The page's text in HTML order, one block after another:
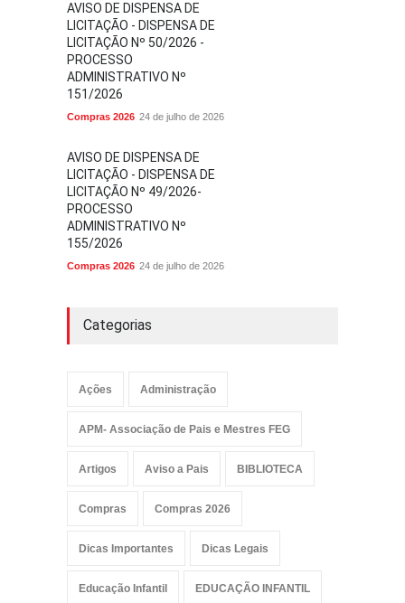
AVISO DE DISPENSA DE
LICITAÇÃO - DISPENSA DE
LICITAÇÃO Nº 50/2026 -
PROCESSO
ADMINISTRATIVO Nº
151/2026
Compras 2026 24 de julho de 2026
AVISO DE DISPENSA DE
LICITAÇÃO - DISPENSA DE
LICITAÇÃO Nº 49/2026-
PROCESSO
ADMINISTRATIVO Nº
155/2026
Compras 2026 24 de julho de 2026
Categorias
Ações Administração
APM- Associação de Pais e Mestres FEG
Artigos Aviso a Pais BIBLIOTECA
Compras Compras 2026
Dicas Importantes Dicas Legais
Educação Infantil EDUCAÇÃO INFANTIL